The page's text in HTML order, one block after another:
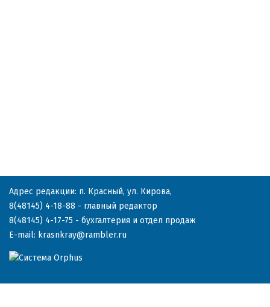
Адрес редакции: п. Красный, ул. Кирова,
8(48145) 4-18-88 - главный редактор
8(48145) 4-17-75 - бухгалтерия и отдел продаж
E-mail: krasnkray@rambler.ru